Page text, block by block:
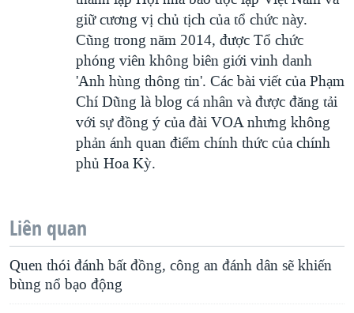
giữ cương vị chủ tịch của tổ chức này.
Cũng trong năm 2014, được Tổ chức
phóng viên không biên giới vinh danh
'Anh hùng thông tin'. Các bài viết của Phạm
Chí Dũng là blog cá nhân và được đăng tải
với sự đồng ý của đài VOA nhưng không
phản ánh quan điểm chính thức của chính
phủ Hoa Kỳ.
Liên quan
Quen thói đánh bất đồng, công an đánh dân sẽ khiến
bùng nổ bạo động